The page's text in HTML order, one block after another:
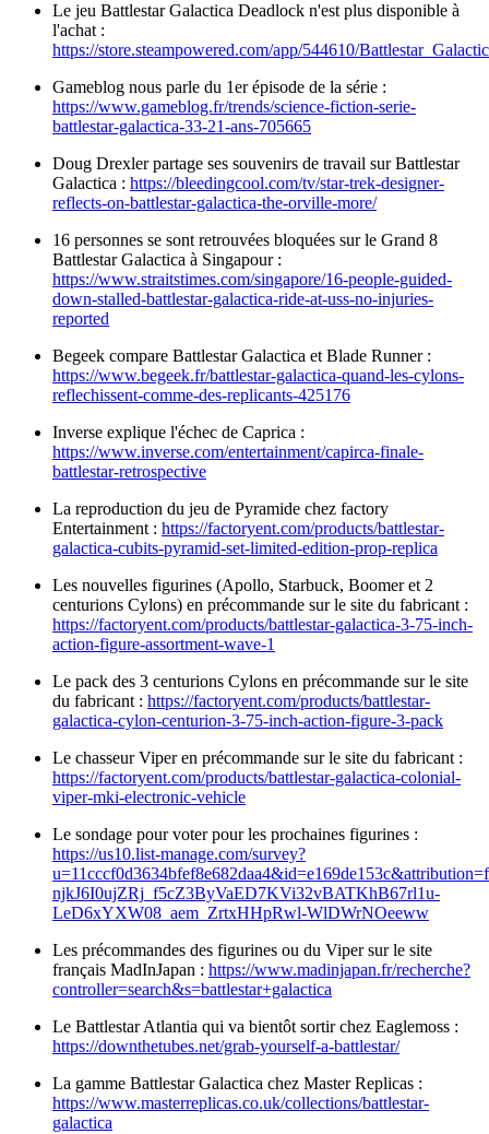
Le jeu Battlestar Galactica Deadlock n'est plus disponible à
l'achat :
https://store.steampowered.com/app/544610/
Gameblog nous parle du 1er épisode de la série :
https://www.gameblog.fr/trends/science-fiction-serie-
battlestar-galactica-33-21-ans-705665
Doug Drexler partage ses souvenirs de travail sur Battlestar
Galactica : https://bleedingcool.com/tv/star-trek-designer-
reflects-on-battlestar-galactica-the-orville-more/
16 personnes se sont retrouvées bloquées sur le Grand 8
Battlestar Galactica à Singapour :
https://www.straitstimes.com/singapore/16-people-guided-
down-stalled-battlestar-galactica-ride-at-uss-no-injuries-
reported
Begeek compare Battlestar Galactica et Blade Runner :
https://www.begeek.fr/battlestar-galactica-quand-les-cylons-
reflechissent-comme-des-replicants-425176
Inverse explique l'échec de Caprica :
https://www.inverse.com/entertainment/capirca-finale-
battlestar-retrospective
La reproduction du jeu de Pyramide chez factory
Entertainment : https://factoryent.com/products/battlestar-
galactica-cubits-pyramid-set-limited-edition-prop-replica
Les nouvelles figurines (Apollo, Starbuck, Boomer et 2
centurions Cylons) en précommande sur le site du fabricant :
https://factoryent.com/products/battlestar-galactica-3-75-inch-
action-figure-assortment-wave-1
Le pack des 3 centurions Cylons en précommande sur le site
du fabricant : https://factoryent.com/products/battlestar-
galactica-cylon-centurion-3-75-inch-action-figure-3-pack
Le chasseur Viper en précommande sur le site du fabricant :
https://factoryent.com/products/battlestar-galactica-colonial-
viper-mki-electronic-vehicle
Le sondage pour voter pour les prochaines figurines :
https://us10.list-manage.com/survey?
njkJ6I0ujZRj_f5cZ3ByVaED7KVi32vBATKhB67rl1u-
LeD6xYXW08_aem_ZrtxHHpRwl-WlDWrNOeeww
Les précommandes des figurines ou du Viper sur le site
français MadInJapan : https://www.madinjapan.fr/recherche?
controller=search&s=battlestar+galactica
Le Battlestar Atlantia qui va bientôt sortir chez Eaglemoss :
https://downthetubes.net/grab-yourself-a-battlestar/
La gamme Battlestar Galactica chez Master Replicas :
https://www.masterreplicas.co.uk/collections/battlestar-
galactica